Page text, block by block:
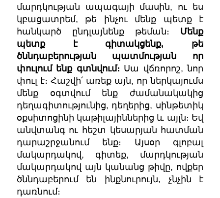
մարդկության ապագայի մասին, ու ես
կբացատրեմ, թե ինչու մենք պետք է
հանկարծ ընդլայնենք թեման։ Մենք
պետք է գիտակցենք, թե
ծննդաբերության պատմության որ
փուլում ենք գտնվում։ Սա վճռորոշ, նոր
փուլ է։ Հաշվի՛ առեք այն, որ ներկայումս
մենք օգտվում ենք ժամանակակից
դեղագիտությունից, դեղերից, սինթետիկ
օքսիտոցինի կաթիլայիններից և այլն։ Եվ
անվտանգ ու հեշտ կեսարյան հատման
դարաշրջանում ենք։ Այսօր գլոբալ
մակարդակով, գիտեք, մարդկության
մակարդակով այն կանանց թիվը, ովքեր
ծննդաբերում են ինքնուրույն, չնչին է
դառնում։